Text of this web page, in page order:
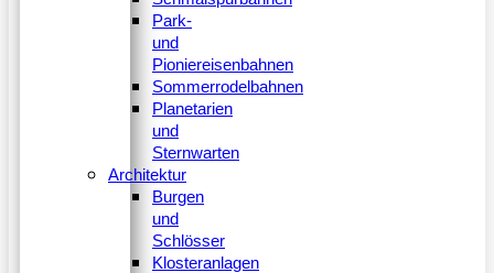
Park-
und
Pioniereisenbahnen
Sommerrodelbahnen
Planetarien
und
Sternwarten
Architektur
Burgen
und
Schlösser
Klosteranlagen